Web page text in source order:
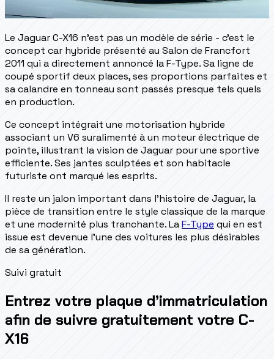
Le Jaguar C-X16 n'est pas un modèle de série - c'est le
concept car hybride présenté au Salon de Francfort
2011 qui a directement annoncé la F-Type. Sa ligne de
coupé sportif deux places, ses proportions parfaites et
sa calandre en tonneau sont passés presque tels quels
en production.
Ce concept intégrait une motorisation hybride
associant un V6 suralimenté à un moteur électrique de
pointe, illustrant la vision de Jaguar pour une sportive
efficiente. Ses jantes sculptées et son habitacle
futuriste ont marqué les esprits.
Il reste un jalon important dans l'histoire de Jaguar, la
pièce de transition entre le style classique de la marque
et une modernité plus tranchante. LaF-Type qui en est
issue est devenue l'une des voitures les plus désirables
de sa génération.
Suivi gratuit
Entrez votre plaque d’immatriculation
afin de suivre gratuitement votre C-
X16